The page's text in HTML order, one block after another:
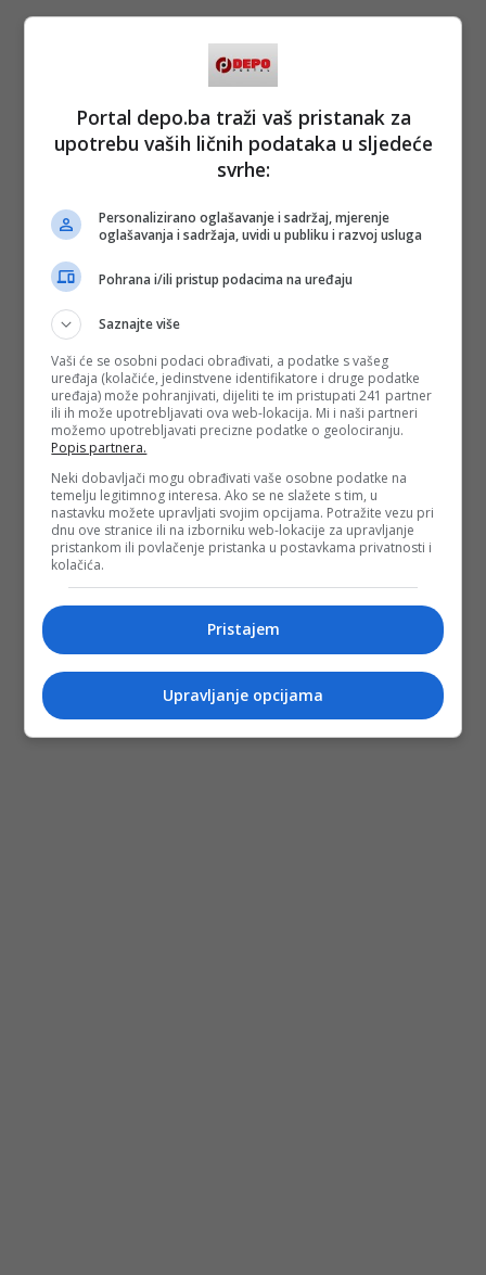
Portal depo.ba traži vaš pristanak za
upotrebu vaših ličnih podataka u sljedeće
svrhe:
Personalizirano oglašavanje i sadržaj, mjerenje
oglašavanja i sadržaja, uvidi u publiku i razvoj usluga
Pohrana i/ili pristup podacima na uređaju
Saznajte više
Vaši će se osobni podaci obrađivati, a podatke s vašeg
uređaja (kolačiće, jedinstvene identifikatore i druge podatke
uređaja) može pohranjivati, dijeliti te im pristupati 241 partner
ili ih može upotrebljavati ova web-lokacija. Mi i naši partneri
možemo upotrebljavati precizne podatke o geolociranju.
Popis partnera.
Neki dobavljači mogu obrađivati vaše osobne podatke na
temelju legitimnog interesa. Ako se ne slažete s tim, u
nastavku možete upravljati svojim opcijama. Potražite vezu pri
dnu ove stranice ili na izborniku web-lokacije za upravljanje
pristankom ili povlačenje pristanka u postavkama privatnosti i
kolačića.
Pristajem
Upravljanje opcijama